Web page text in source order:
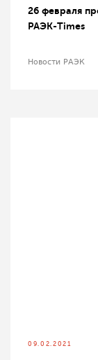
26 февраля
РАЭК-Times
Новости РАЭК
09.02.2021